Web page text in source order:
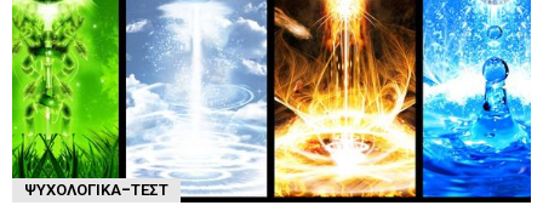
ΨΥΧΟΛΟΓΙΚΆ-ΤΈΣΤ